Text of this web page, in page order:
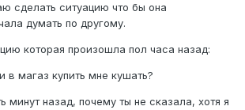
сделать ситуацию что бы она
думать по другому.
которая произошла пол часа назад:
магаз купить мне кушать?
минут назад, почему ты не сказала, хотя я